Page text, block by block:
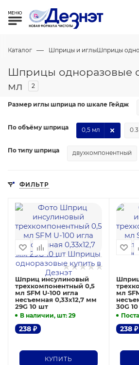
Каталог — Шприцы и иглыШприцы
Шприцы одноразовые
мл
2
Размер иглы шприца по шкале Гейдж
По объёму шприца 0,5 мл
По типу шприца двухкомпонентный
ФИЛЬТР
Шприц инсулиновый
трехкомпонентный 0,5
мл SFM U-100 игла
несъемная 0,33х12,7 мм
29G 10 шт
В наличии, шт: 29
238 ₽
КУПИТЬ
мл
30G
238₽